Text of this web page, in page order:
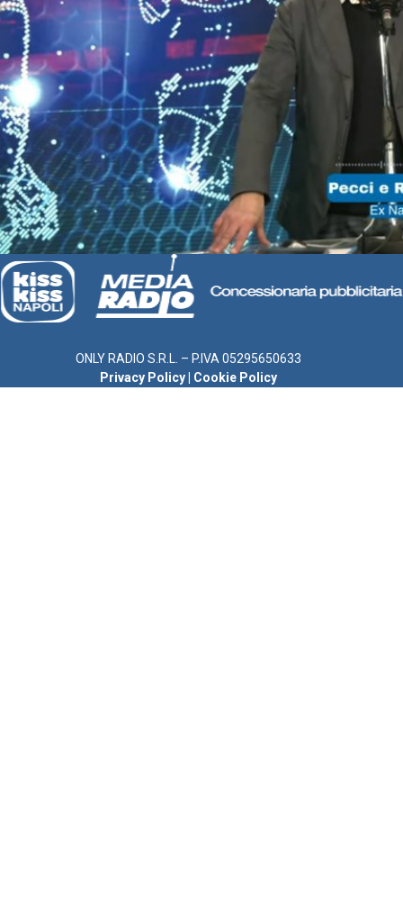
ONLY RADIO S.R.L. – P.IVA 05295650633
Privacy Policy
Cookie Policy